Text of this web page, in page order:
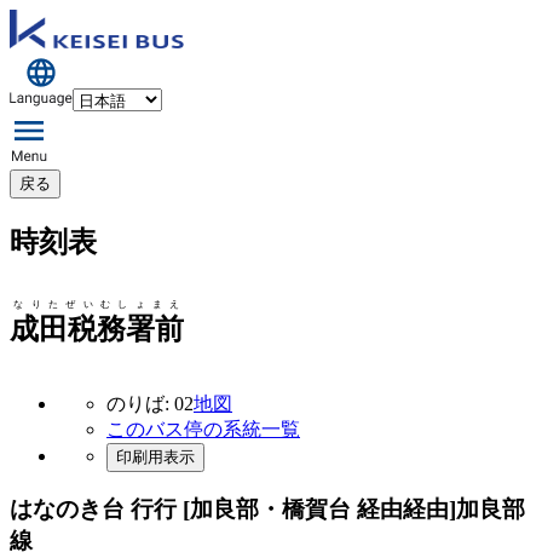
戻る
時刻表
成田税務署前
なりたぜいむしょまえ
のりば: 02地図
このバス停の系統一覧
印刷用表示
はなのき台 行行 [加良部・橋賀台 経由経由]加良部
線